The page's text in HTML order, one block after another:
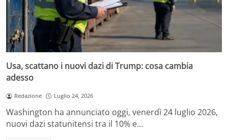
Usa, scattano i nuovi dazi di Trump: cosa cambia
adesso
Redazione Luglio 24, 2026
Washington ha annunciato oggi, venerdì 24 luglio 2026,
nuovi dazi statunitensi tra il 10% e…